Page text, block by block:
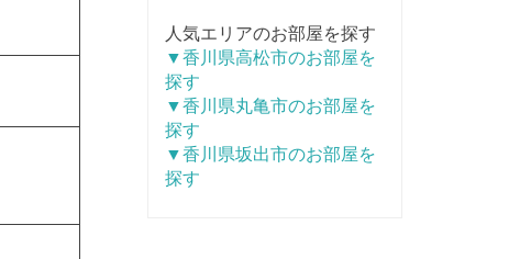
人気エリアのお部屋を探す
▼香川県高松市のお部屋を
探す
▼香川県丸亀市のお部屋を
探す
▼香川県坂出市のお部屋を
探す